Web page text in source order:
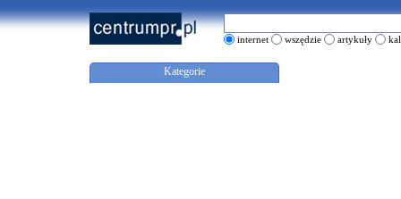
internet wszędzie artykuły
Kategorie